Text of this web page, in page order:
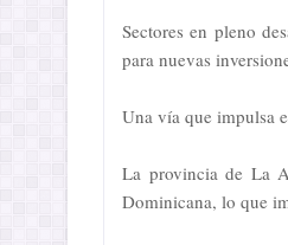
Sectores en pleno
para nuevas
Una vía que impulsa
La provincia de La
Dominicana, lo que